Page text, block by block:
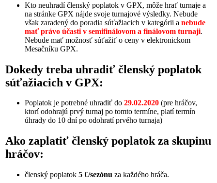
Kto neuhradí členský poplatok v GPX, môže hrať turnaje a
na stránke GPX nájde svoje turnajové výsledky. Nebude
však zaradený do poradia súťažiacich v kategórii a nebude
mať právo účasti v semifinálovom a finálovom turnaji.
Nebude mať možnosť súťažiť o ceny v elektronickom
Mesačníku GPX.
Dokedy treba uhradiť členský poplatok
súťažiacich v GPX:
Poplatok je potrebné uhradiť do 29.02.2020 (pre hráčov,
ktorí odohrajú prvý turnaj po tomto termíne, platí termín
úhrady do 10 dní po odohratí prvého turnaja)
Ako zaplatiť členský poplatok za skupinu
hráčov:
členský poplatok 5 €/sezónu za každého hráča.